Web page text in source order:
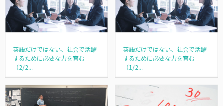
英語だけではない、社会で活躍
するために必要な力を育む
（2/2...
英語だけではない、社会で活躍
するために必要な力を育む
（1/2...